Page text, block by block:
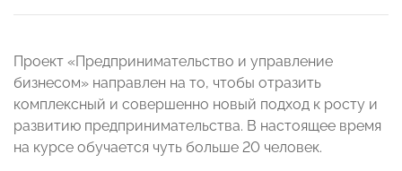
Проект «Предпринимательство и управление
бизнесом» направлен на то, чтобы отразить
комплексный и совершенно новый подход к росту и
развитию предпринимательства. В настоящее время
на курсе обучается чуть больше 20 человек.